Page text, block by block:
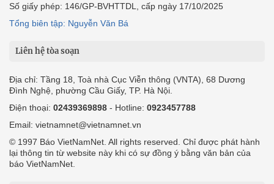
Số giấy phép: 146/GP-BVHTTDL, cấp ngày 17/10/2025
Tổng biên tập: Nguyễn Văn Bá
Liên hệ tòa soạn
Địa chỉ: Tầng 18, Toà nhà Cục Viễn thông (VNTA), 68 Dương
Đình Nghệ, phường Cầu Giấy, TP. Hà Nội.
Điện thoại: 02439369898 - Hotline: 0923457788
Email: vietnamnet@vietnamnet.vn
© 1997 Báo VietNamNet. All rights reserved. Chỉ được phát hành
lại thông tin từ website này khi có sự đồng ý bằng văn bản của
báo VietNamNet.